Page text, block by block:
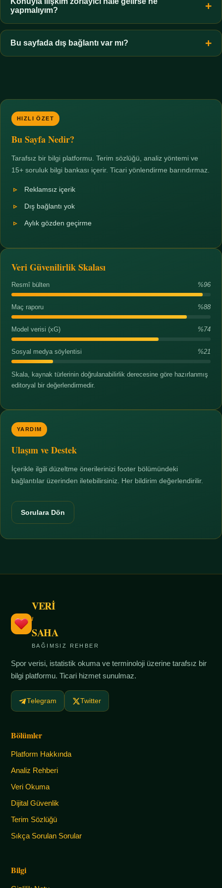
zorunluluktur.
yapmalıyım?
Zaman sınırı koyun, harcadığınız süreyi ölçün ve gerekirse
profesyonel destek alın. Türkiye'de ücretsiz danışma hatları
mevcuttur; yardım istemek güçlü bir adımdır.
Bu sayfada dış bağlantı var mı?
HIZLI ÖZET
Bu Sayfa Nedir?
Tarafsız bir bilgi platformu. Terim sözlüğü, analiz yöntemi ve
15+ soruluk bilgi bankası içerir. Ticari yönlendirme barındırmaz.
Reklamsız içerik
Dış bağlantı yok
Aylık gözden geçirme
Veri Güvenilirlik Skalası
Resmî bülten %96
Maç raporu %88
Model verisi (xG) %74
Sosyal medya söylentisi %21
Skala, kaynak türlerinin doğrulanabilirlik derecesine göre hazırlanmış
editoryal bir değerlendirmedir.
YARDIM
Ulaşım ve Destek
İçerikle ilgili düzeltme önerilerinizi footer bölümündeki
bağlantılar üzerinden iletebilirsiniz. Her bildirim değerlendirilir.
Sorulara Dön
VERİ
/
SAHA
BAĞIMSIZ REHBER
Spor verisi, istatistik okuma ve terminoloji üzerine tarafsız bir
bilgi platformu. Ticari hizmet sunulmaz.
Telegram Twitter
Bölümler
Platform Hakkında
Analiz Rehberi
Veri Okuma
Dijital Güvenlik
Terim Sözlüğü
Sıkça Sorulan Sorular
Bilgi